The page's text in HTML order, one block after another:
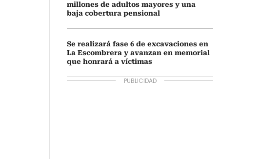
millones de adultos mayores y una
baja cobertura pensional
Se realizará fase 6 de excavaciones en
La Escombrera y avanzan en memorial
que honrará a víctimas